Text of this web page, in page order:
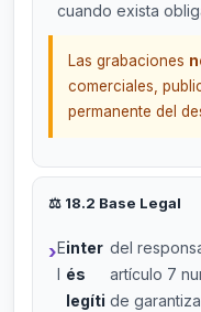
cuando exista
Las grabaciones
comerciales,
permanente del
⚖️ 18.2 Base Legal
E
l
inter
és
legíti
del
artículo 7
de